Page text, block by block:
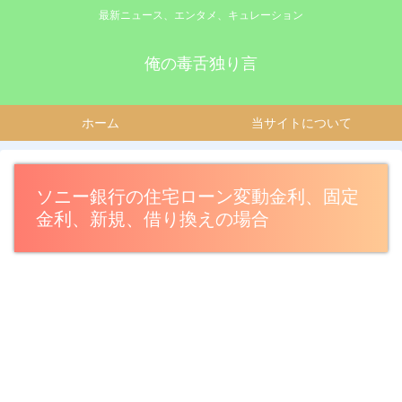
最新ニュース、エンタメ、キュレーション
俺の毒舌独り言
ホーム 当サイトについて
ソニー銀行の住宅ローン変動金利、固定
金利、新規、借り換えの場合